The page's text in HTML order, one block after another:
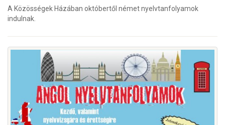
A Közösségek Házában októbertől német nyelvtanfolyamok
indulnak.